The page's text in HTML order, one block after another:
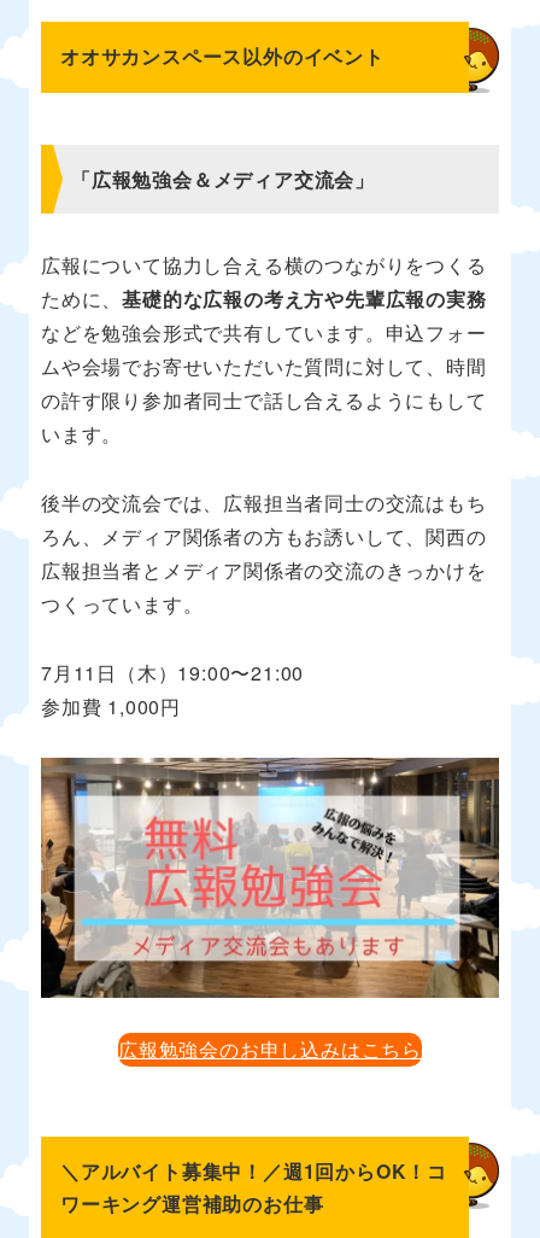
オオサカンスペース以外のイベント
「広報勉強会＆メディア交流会」
広報について協力し合える横のつながりをつくる
ために、基礎的な広報の考え方や先輩広報の実務
などを勉強会形式で共有しています。申込フォー
ムや会場でお寄せいただいた質問に対して、時間
の許す限り参加者同士で話し合えるようにもして
います。
後半の交流会では、広報担当者同士の交流はもち
ろん、メディア関係者の方もお誘いして、関西の
広報担当者とメディア関係者の交流のきっかけを
つくっています。
7月11日（木）19:00〜21:00
参加費 1,000円
広報勉強会のお申し込みはこちら
＼アルバイト募集中！／週1回からOK！コ
ワーキング運営補助のお仕事